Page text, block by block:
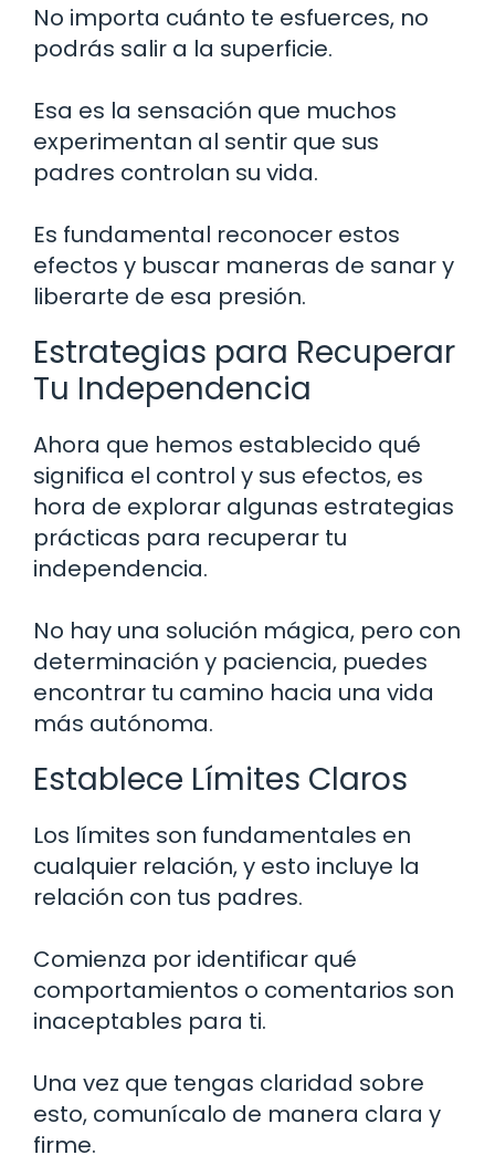
No importa cuánto te esfuerces, no
podrás salir a la superficie.
Esa es la sensación que muchos
experimentan al sentir que sus
padres controlan su vida.
Es fundamental reconocer estos
efectos y buscar maneras de sanar y
liberarte de esa presión.
Estrategias para Recuperar
Tu Independencia
Ahora que hemos establecido qué
significa el control y sus efectos, es
hora de explorar algunas estrategias
prácticas para recuperar tu
independencia.
No hay una solución mágica, pero con
determinación y paciencia, puedes
encontrar tu camino hacia una vida
más autónoma.
Establece Límites Claros
Los límites son fundamentales en
cualquier relación, y esto incluye la
relación con tus padres.
Comienza por identificar qué
comportamientos o comentarios son
inaceptables para ti.
Una vez que tengas claridad sobre
esto, comunícalo de manera clara y
firme.